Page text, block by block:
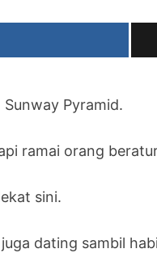
Pyramid.
ramai orang
sini.
dating sambil